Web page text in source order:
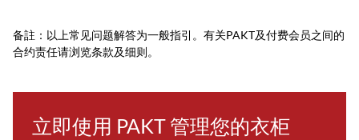
备註：以上常见问题解答为一般指引。有关PAKT及付费会员之间的
合约责任请浏览条款及细则。
立即使用 PAKT 管理您的衣柜